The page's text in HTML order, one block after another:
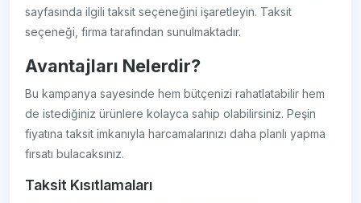
sayfasında ilgili taksit seçeneğini işaretleyin. Taksit
seçeneği, firma tarafından sunulmaktadır.
Avantajları Nelerdir?
Bu kampanya sayesinde hem bütçenizi rahatlatabilir hem
de istediğiniz ürünlere kolayca sahip olabilirsiniz. Peşin
fiyatına taksit imkanıyla harcamalarınızı daha planlı yapma
fırsatı bulacaksınız.
Taksit Kısıtlamaları